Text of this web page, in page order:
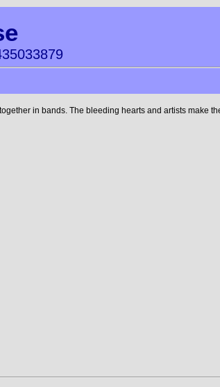
in bands. The bleeding hearts and artists make